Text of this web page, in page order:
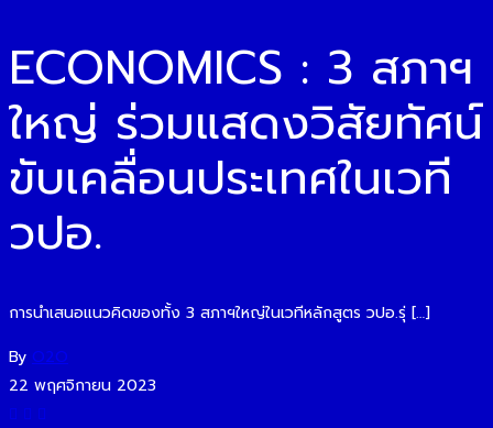
ECONOMICS : 3 สภาฯ
ใหญ่ ร่วมแสดงวิสัยทัศน์
ขับเคลื่อนประเทศในเวที
วปอ.
การนำเสนอแนวคิดของทั้ง 3 สภาฯใหญ่ในเวทีหลักสูตร วปอ.รุ่ […]
By O2O
22 พฤศจิกายน 2023